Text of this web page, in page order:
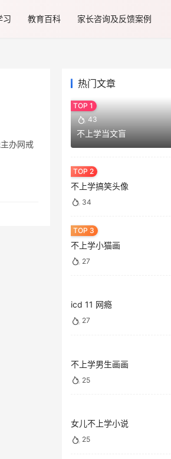
习 教育百科 家长咨询及反馈案例
办网戒
热门文章
43
不上学当文盲
不上学搞笑头像
34
不上学小猫画
27
icd 11 网瘾
27
不上学男生画画
25
女儿不上学小说
25